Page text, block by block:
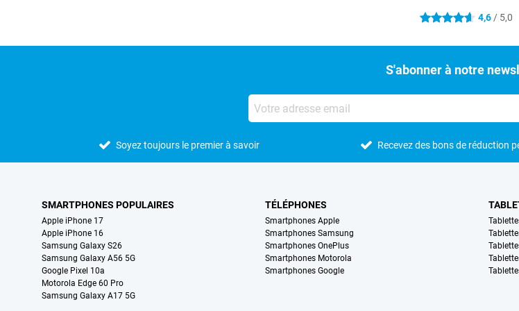
4.6 étoiles 4,6 / 5,0
S'abonner à notre
Soyez toujours le premier à savoir Recevez des bons de réduction
SMARTPHONES POPULAIRES
Apple iPhone 17
Apple iPhone 16
Samsung Galaxy S26
Samsung Galaxy A56 5G
Google Pixel 10a
Motorola Edge 60 Pro
Samsung Galaxy A17 5G
TÉLÉPHONES
Smartphones Apple
Smartphones Samsung
Smartphones OnePlus
Smartphones Motorola
Smartphones Google